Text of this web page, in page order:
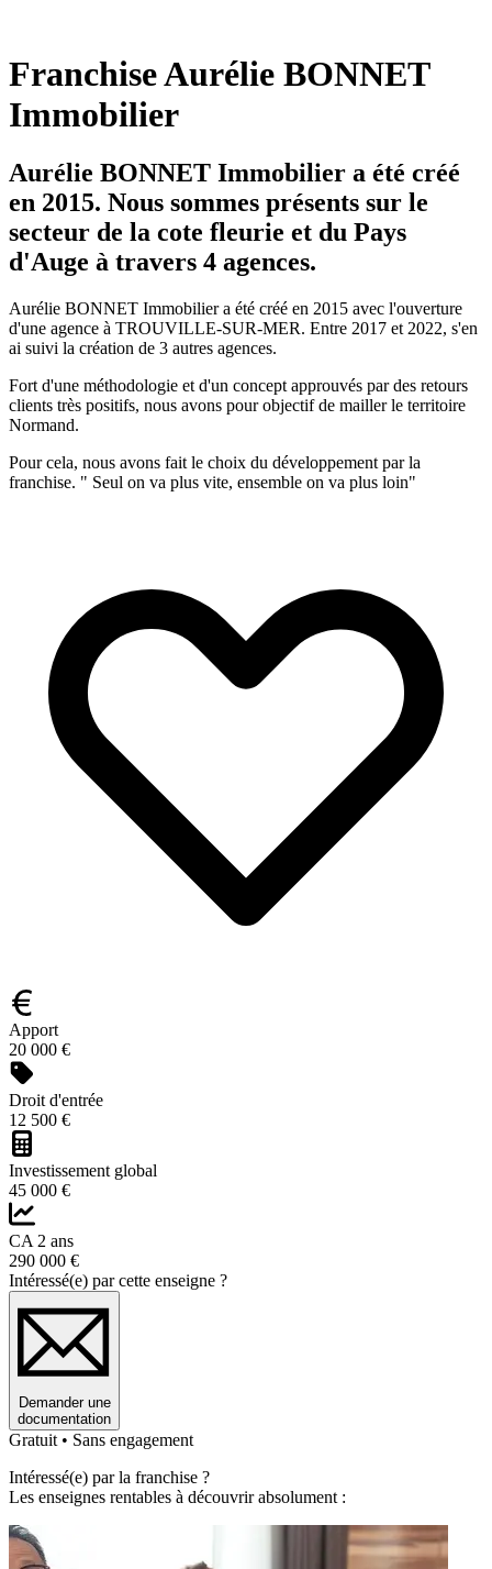
Franchise Aurélie BONNET
Immobilier
Aurélie BONNET Immobilier a été créé
en 2015. Nous sommes présents sur le
secteur de la cote fleurie et du Pays
d'Auge à travers 4 agences.
Aurélie BONNET Immobilier a été créé en 2015 avec l'ouverture
d'une agence à TROUVILLE-SUR-MER. Entre 2017 et 2022, s'en
ai suivi la création de 3 autres agences.
Fort d'une méthodologie et d'un concept approuvés par des retours
clients très positifs, nous avons pour objectif de mailler le territoire
Normand.
Pour cela, nous avons fait le choix du développement par la
franchise. " Seul on va plus vite, ensemble on va plus loin"
Apport
20 000 €
Droit d'entrée
12 500 €
Investissement global
45 000 €
CA 2 ans
290 000 €
Intéressé(e) par cette enseigne ?
Demander une
documentation
Gratuit • Sans engagement
Intéressé(e) par la franchise ?
Les enseignes rentables à découvrir absolument :